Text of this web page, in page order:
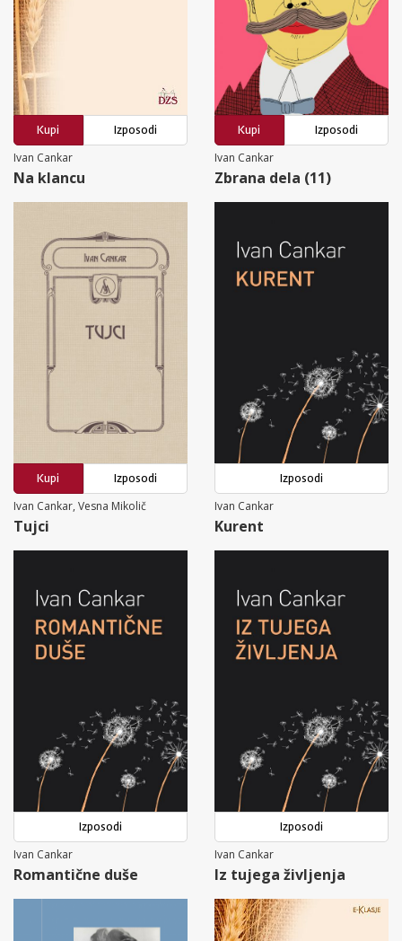
Kupi
Izposodi
Ivan Cankar
Na klancu
Kupi
Izposodi
Ivan Cankar
Zbrana dela (11)
Kupi
Izposodi
Ivan Cankar, Vesna Mikolič
Tujci
Izposodi
Ivan Cankar
Kurent
Izposodi
Ivan Cankar
Romantične duše
Izposodi
Ivan Cankar
Iz tujega življenja